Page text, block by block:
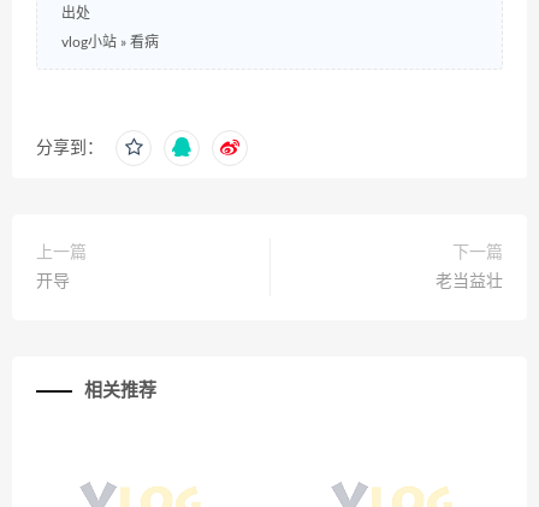
出处
vlog小站 » 看病
分享到：
上一篇
开导
下一篇
老当益壮
相关推荐